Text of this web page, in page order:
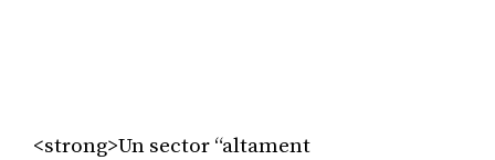
<strong>Un sector “altament